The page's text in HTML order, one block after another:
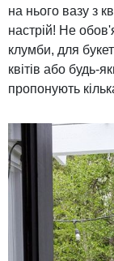
на нього вазу з
настрій! Не
клумби, для
квітів або будь-
пропонують